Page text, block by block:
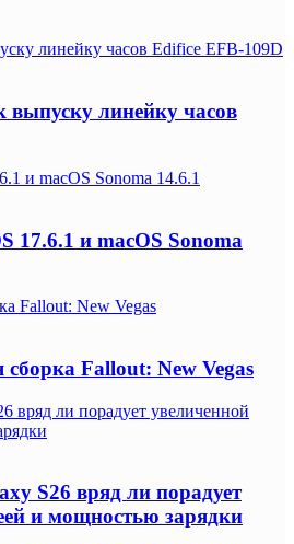
линейку часов Edifice EFB-109D
выпуску линейку часов
и macOS Sonoma 14.6.1
17.6.1 и macOS Sonoma
Fallout: New Vegas
Fallout: New Vegas
вряд ли порадует увеличенной
S26 вряд ли порадует
и мощностью зарядки